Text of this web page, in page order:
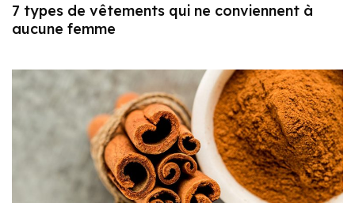
7 types de vêtements qui ne conviennent à
aucune femme